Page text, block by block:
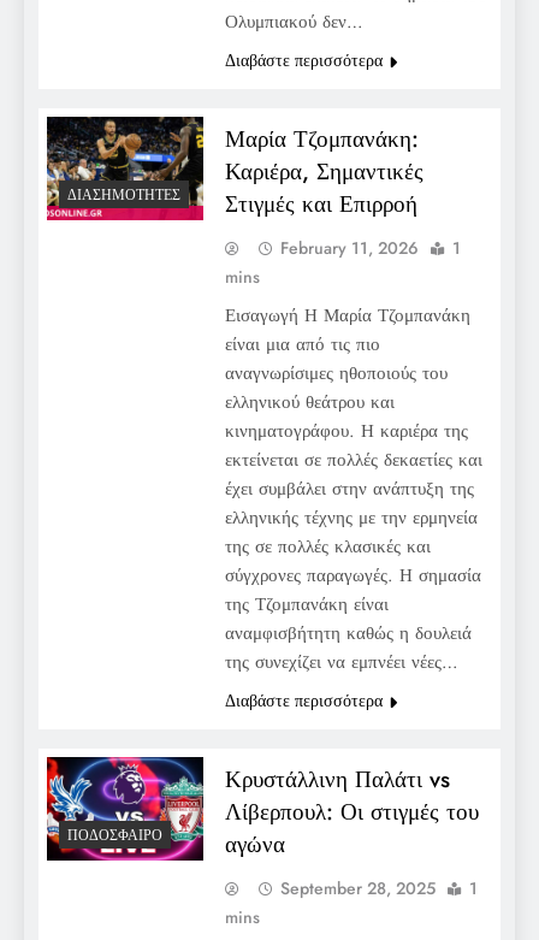
Ολυμπιακού δεν…
Διαβάστε περισσότερα
ΔΙΑΣΗΜΌΤΗΤΕΣ
Μαρία Τζομπανάκη:
Καριέρα, Σημαντικές
Στιγμές και Επιρροή
February 11, 2026
1
mins
Εισαγωγή Η Μαρία Τζομπανάκη
είναι μια από τις πιο
αναγνωρίσιμες ηθοποιούς του
ελληνικού θεάτρου και
κινηματογράφου. Η καριέρα της
εκτείνεται σε πολλές δεκαετίες και
έχει συμβάλει στην ανάπτυξη της
ελληνικής τέχνης με την ερμηνεία
της σε πολλές κλασικές και
σύγχρονες παραγωγές. Η σημασία
της Τζομπανάκη είναι
αναμφισβήτητη καθώς η δουλειά
της συνεχίζει να εμπνέει νέες…
Διαβάστε περισσότερα
ΠΟΔΌΣΦΑΙΡΟ
Κρυστάλλινη Παλάτι vs
Λίβερπουλ: Οι στιγμές του
αγώνα
September 28, 2025
1
mins